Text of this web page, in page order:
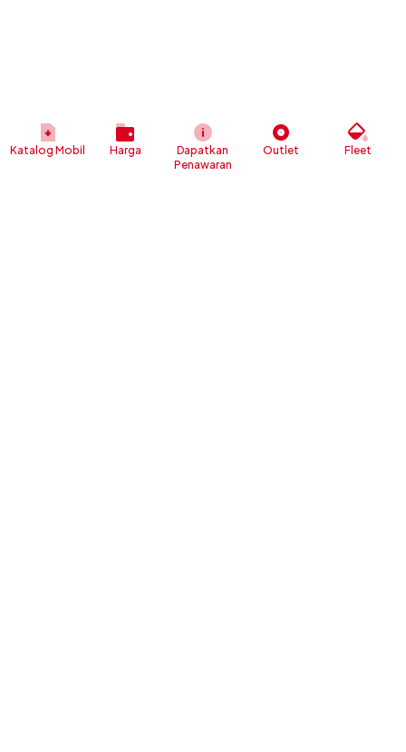
Katalog Mobil Harga
Dapatkan
Penawaran
Outlet Fleet